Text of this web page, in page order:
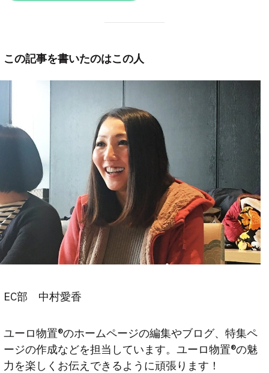
この記事を書いたのはこの人
EC部 中村愛香
ユーロ物置®︎のホームページの編集やブログ、特集ペ
ージの作成などを担当しています。ユーロ物置®︎の魅
力を楽しくお伝えできるように頑張ります！